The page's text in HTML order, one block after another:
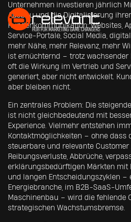
Unternehmen investieren jährlich
Ausbau und die Digitalisierung ihrer
Kundenkommunikation: Websites,
Service-Portale, Social Media,
mehr Nähe, mehr Relevanz, mehr
ist ernüchternd – trotz
oft die Wirkung im Vertrieb und
generiert, aber nicht entwickelt.
aber bleiben nicht.
Ein zentrales Problem: Die
ist nicht gleichbedeutend mit
Experience. Vielmehr entstehen
Kontaktmöglichkeiten – ohne dass
steuerbare und relevante Customer
Reibungsverluste, Abbrüche,
erklärungsbedürftigen Märkten mit
und langen Entscheidungszyklen –
Energiebranche, im B2B-SaaS-
Maschinenbau – wird die fehlende
strategischen Wachstumsbremse.